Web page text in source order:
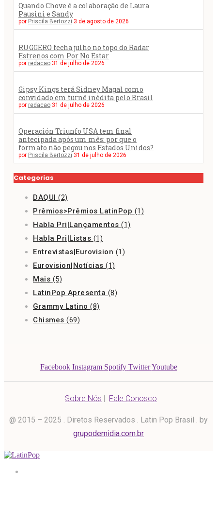
Quando Chove é a colaboração de Laura
Pausini e Sandy
por Priscila Bertozzi 3 de agosto de 2026
RUGGERO fecha julho no topo do Radar
Estrenos com Por No Estar
por redacao 31 de julho de 2026
Gipsy Kings terá Sidney Magal como
convidado em turnê inédita pelo Brasil
por redacao 31 de julho de 2026
Operación Triunfo USA tem final
antecipada após um mês: por que o
formato não pegou nos Estados Unidos?
por Priscila Bertozzi 31 de julho de 2026
Categorias
DAQUI (2)
Prêmios>Prêmios LatinPop (1)
Habla Pri|Lançamentos (1)
Habla Pri|Listas (1)
Entrevistas|Eurovision (1)
Eurovision|Notícias (1)
Mais (5)
LatinPop Apresenta (8)
Grammy Latino (8)
Chismes (69)
Facebook Instagram Spotify Twitter Youtube
Sobre Nós | Fale Conosco
@ 2015 – 2025 . Diretos Reservados . Latin Pop Brasil . by
grupodemidia.com.br